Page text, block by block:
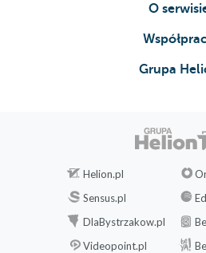
O
Grupa
Helion.pl
Sensus.pl
DlaBystrzakow.pl
Videopoint.pl